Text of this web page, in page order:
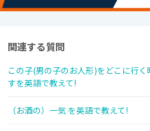
関連する質問
この子(男の子のお人形)をどこに行
すを英語で教えて!
（お酒の）一気 を英語で教えて!